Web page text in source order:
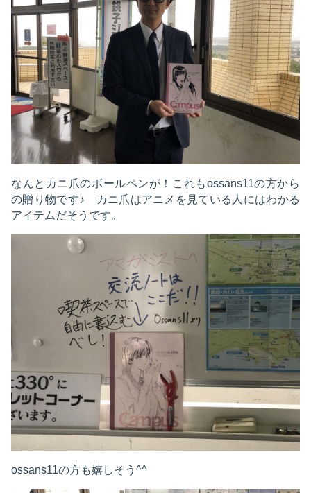
なんとカニ爪のボールペンが！これもossans11の方から
の贈り物です♪ カニ爪はアニメを見ている人にはわかる
アイテムだそうです。
ossans11の方も嬉しそう^^